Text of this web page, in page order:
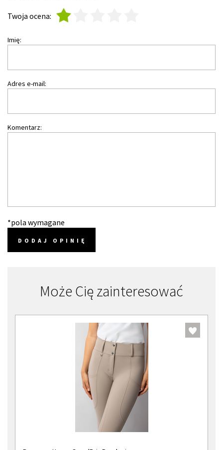
Twoja ocena:
Imię:
Adres e-mail:
Komentarz:
*pola wymagane
DODAJ OPINIĘ
Może Cię zainteresować